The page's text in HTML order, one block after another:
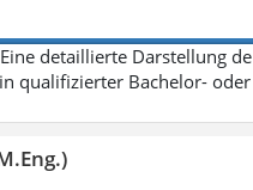
detaillierte Darstellung
qualifizierter Bachelor-